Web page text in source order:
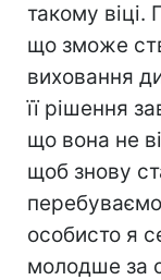
такому віці.
що зможе
виховання
її рішення
що вона не
щоб знову
особисто я
молодше за